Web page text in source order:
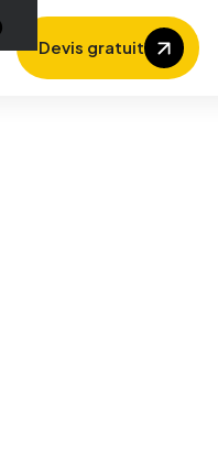
Devis gratuit